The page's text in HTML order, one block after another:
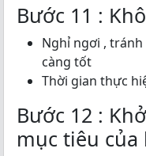
Bước 11 :
Nghỉ ngơi ,
càng tốt
Thời gian thực
Bước 12 :
mục tiêu của